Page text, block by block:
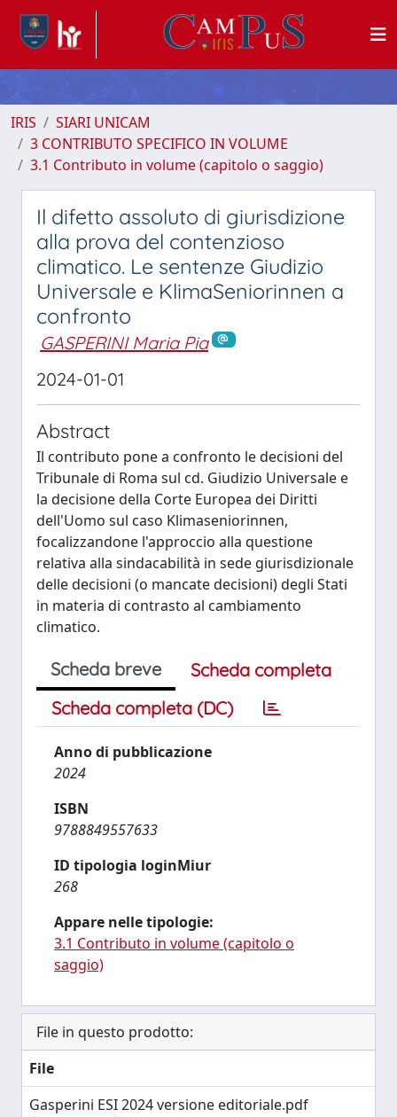
IRIS
SIARI UNICAM
3 CONTRIBUTO SPECIFICO IN VOLUME
3.1 Contributo in volume (capitolo o saggio)
Il difetto assoluto di giurisdizione
alla prova del contenzioso
climatico. Le sentenze Giudizio
Universale e KlimaSeniorinnen a
confronto
GASPERINI Maria Pia
2024-01-01
Abstract
Il contributo pone a confronto le decisioni del
Tribunale di Roma sul cd. Giudizio Universale e
la decisione della Corte Europea dei Diritti
dell'Uomo sul caso Klimaseniorinnen,
focalizzandone l'approccio alla questione
relativa alla sindacabilità in sede giurisdizionale
delle decisioni (o mancate decisioni) degli Stati
in materia di contrasto al cambiamento
climatico.
Scheda breve
Scheda completa
Scheda completa (DC)
Anno di pubblicazione
2024
ISBN
9788849557633
ID tipologia loginMiur
268
Appare nelle tipologie:
3.1 Contributo in volume (capitolo o
saggio)
File in questo prodotto:
File
Gasperini ESI 2024 versione editoriale.pdf